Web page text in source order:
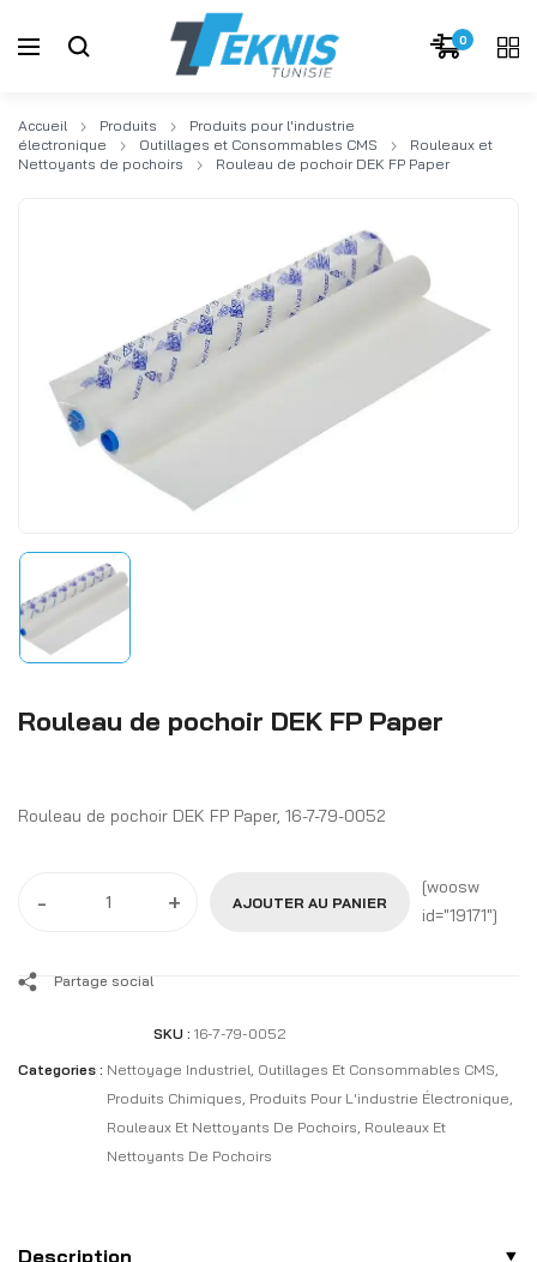
0
Accueil Produits
Produits pour l'industrie
électronique
Outillages et Consommables CMS
Rouleaux et
Nettoyants de pochoirs
Rouleau de pochoir DEK FP Paper
Rouleau de pochoir DEK FP Paper
Rouleau de pochoir DEK FP Paper, 16-7-79-0052
- + AJOUTER AU PANIER
[woosw
id="19171"]
Partage social
SKU : 16-7-79-0052
Categories : Nettoyage Industriel Outillages Et Consommables CMS
Produits Chimiques Produits Pour L'industrie Électronique
Rouleaux Et Nettoyants De Pochoirs Rouleaux Et
Nettoyants De Pochoirs
Description